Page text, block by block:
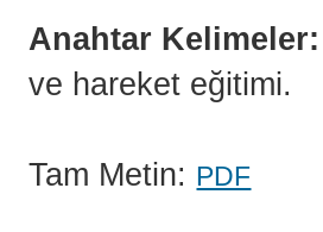
Anahtar Kelimeler:
ve hareket eğitimi.
Tam Metin: PDF